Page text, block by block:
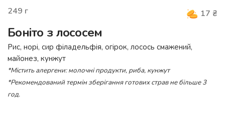
249 г 17 ₴
Боніто з лососем
Рис, норі, сир філадельфія, огірок, лосось смажений,
майонез, кунжут
*Містить алергени: молочні продукти, риба, кунжут
*Рекомендований термін зберігання готових страв не більше 3
год.